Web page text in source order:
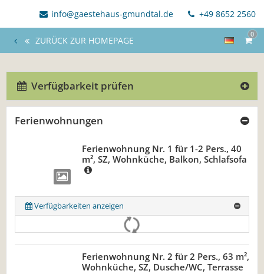
info@gaestehaus-gmundtal.de +49 8652 2560
0
ZURÜCK ZUR HOMEPAGE
Verfügbarkeit prüfen
Ferienwohnungen
Ferienwohnung Nr. 1 für 1-2 Pers., 40
m², SZ, Wohnküche, Balkon, Schlafsofa
Verfügbarkeiten anzeigen
Ferienwohnung Nr. 2 für 2 Pers., 63 m²,
Wohnküche, SZ, Dusche/WC, Terrasse